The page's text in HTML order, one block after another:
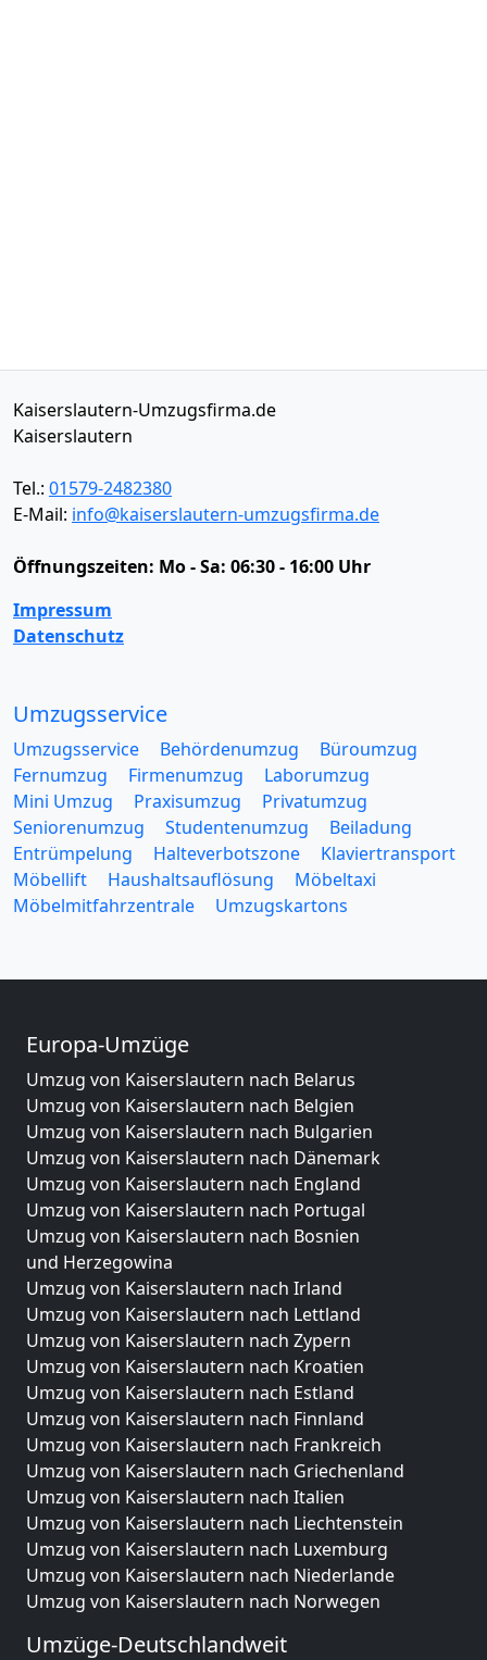
Kaiserslautern-Umzugsfirma.de
Kaiserslautern
Tel.: 01579-2482380
E-Mail: info@kaiserslautern-umzugsfirma.de
Öffnungszeiten: Mo - Sa: 06:30 - 16:00 Uhr
Impressum
Datenschutz
Umzugsservice
Umzugsservice Behördenumzug
Büroumzug
Fernumzug
Firmenumzug
Laborumzug
Mini Umzug
Praxisumzug
Privatumzug
Seniorenumzug
Studentenumzug
Beiladung
Entrümpelung
Halteverbotszone
Klaviertransport
Möbellift
Haushaltsauflösung
Möbeltaxi
Möbelmitfahrzentrale
Umzugskartons
Europa-Umzüge
Umzug von Kaiserslautern nach Belarus
Umzug von Kaiserslautern nach Belgien
Umzug von Kaiserslautern nach Bulgarien
Umzug von Kaiserslautern nach Dänemark
Umzug von Kaiserslautern nach England
Umzug von Kaiserslautern nach Portugal
Umzug von Kaiserslautern nach Bosnien
und Herzegowina
Umzug von Kaiserslautern nach Irland
Umzug von Kaiserslautern nach Lettland
Umzug von Kaiserslautern nach Zypern
Umzug von Kaiserslautern nach Kroatien
Umzug von Kaiserslautern nach Estland
Umzug von Kaiserslautern nach Finnland
Umzug von Kaiserslautern nach Frankreich
Umzug von Kaiserslautern nach Griechenland
Umzug von Kaiserslautern nach Italien
Umzug von Kaiserslautern nach Liechtenstein
Umzug von Kaiserslautern nach Luxemburg
Umzug von Kaiserslautern nach Niederlande
Umzug von Kaiserslautern nach Norwegen
Umzüge-Deutschlandweit